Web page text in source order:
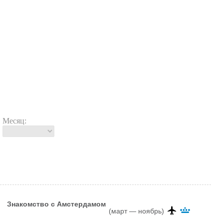
Месяц:
Знакомство с Амстердамом
(март — ноябрь)